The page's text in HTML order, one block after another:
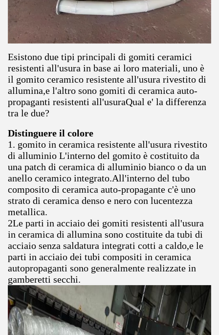
Esistono due tipi principali di gomiti ceramici
resistenti all'usura in base ai loro materiali, uno è
il gomito ceramico resistente all'usura rivestito di
allumina,e l'altro sono gomiti di ceramica auto-
propaganti resistenti all'usuraQual e' la differenza
tra le due?
Distinguere il colore
1. gomito in ceramica resistente all'usura rivestito
di alluminio L'interno del gomito è costituito da
una patch di ceramica di alluminio bianco o da un
anello ceramico integrato.All'interno del tubo
composito di ceramica auto-propagante c'è uno
strato di ceramica denso e nero con lucentezza
metallica.
2Le parti in acciaio dei gomiti resistenti all'usura
in ceramica di allumina sono costituite da tubi di
acciaio senza saldatura integrati cotti a caldo,e le
parti in acciaio dei tubi compositi in ceramica
autopropaganti sono generalmente realizzate in
gamberetti secchi.